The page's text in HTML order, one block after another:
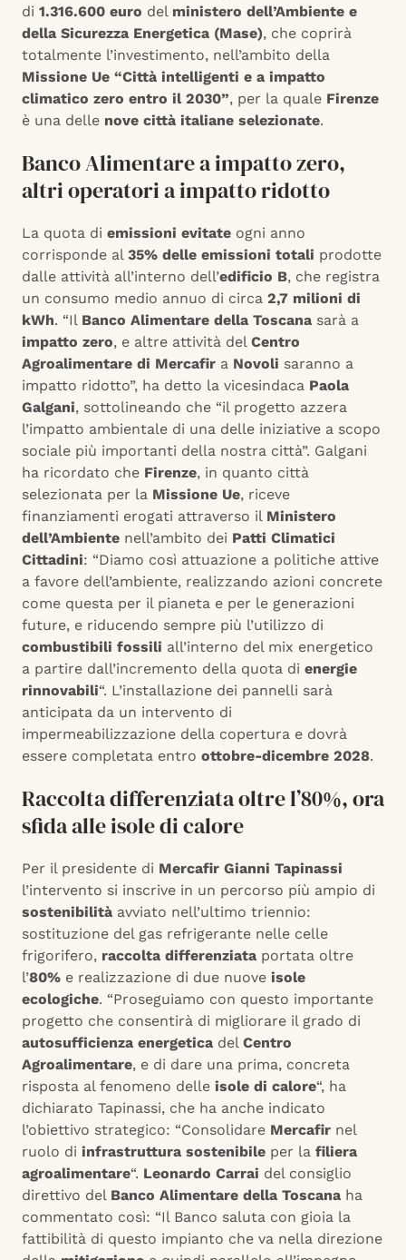
di 1.316.600 euro del ministero dell’Ambiente e
della Sicurezza Energetica (Mase), che coprirà
totalmente l’investimento, nell’ambito della
Missione Ue “Città intelligenti e a impatto
climatico zero entro il 2030”, per la quale Firenze
è una delle nove città italiane selezionate.
Banco Alimentare a impatto zero,
altri operatori a impatto ridotto
La quota di emissioni evitate ogni anno
corrisponde al 35% delle emissioni totali prodotte
dalle attività all’interno dell’edificio B, che registra
un consumo medio annuo di circa 2,7 milioni di
kWh. “Il Banco Alimentare della Toscana sarà a
impatto zero, e altre attività del Centro
Agroalimentare di Mercafir a Novoli saranno a
impatto ridotto”, ha detto la vicesindaca Paola
Galgani, sottolineando che “il progetto azzera
l’impatto ambientale di una delle iniziative a scopo
sociale più importanti della nostra città”. Galgani
ha ricordato che Firenze, in quanto città
selezionata per la Missione Ue, riceve
finanziamenti erogati attraverso il Ministero
dell’Ambiente nell’ambito dei Patti Climatici
Cittadini: “Diamo così attuazione a politiche attive
a favore dell’ambiente, realizzando azioni concrete
come questa per il pianeta e per le generazioni
future, e riducendo sempre più l’utilizzo di
combustibili fossili all’interno del mix energetico
a partire dall’incremento della quota di energie
rinnovabili“. L’installazione dei pannelli sarà
anticipata da un intervento di
impermeabilizzazione della copertura e dovrà
essere completata entro ottobre-dicembre 2028.
Raccolta differenziata oltre l’80%, ora
sfida alle isole di calore
Per il presidente di Mercafir Gianni Tapinassi
l’intervento si inscrive in un percorso più ampio di
sostenibilità avviato nell’ultimo triennio:
sostituzione del gas refrigerante nelle celle
frigorifero, raccolta differenziata portata oltre
l’80% e realizzazione di due nuove isole
ecologiche. “Proseguiamo con questo importante
progetto che consentirà di migliorare il grado di
autosufficienza energetica del Centro
Agroalimentare, e di dare una prima, concreta
risposta al fenomeno delle isole di calore“, ha
dichiarato Tapinassi, che ha anche indicato
l’obiettivo strategico: “Consolidare Mercafir nel
ruolo di infrastruttura sostenibile per la filiera
agroalimentare“. Leonardo Carrai del consiglio
direttivo del Banco Alimentare della Toscana ha
commentato così: “Il Banco saluta con gioia la
fattibilità di questo impianto che va nella direzione